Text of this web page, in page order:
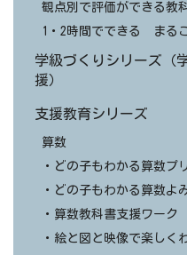
観点別で評価ができる教
1・2時間でできる まる
学級づくりシリーズ（
援）
支援教育シリーズ
算数
・どの子もわかる算数プ
・どの子もわかる算数よ
・算数教科書支援ワーク
・絵と図と映像で楽しく